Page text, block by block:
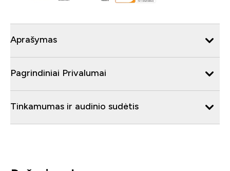
Aprašymas
Pagrindiniai Privalumai
Tinkamumas ir audinio sudėtis